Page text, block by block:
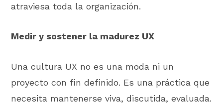
atraviesa toda la organización.
Medir y sostener la madurez UX
Una cultura UX no es una moda ni un
proyecto con fin definido. Es una práctica que
necesita mantenerse viva, discutida, evaluada.